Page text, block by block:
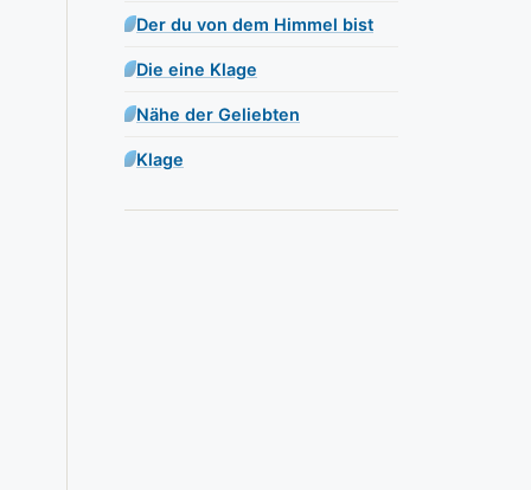
Der du von dem Himmel bist
Die eine Klage
Nähe der Geliebten
Klage